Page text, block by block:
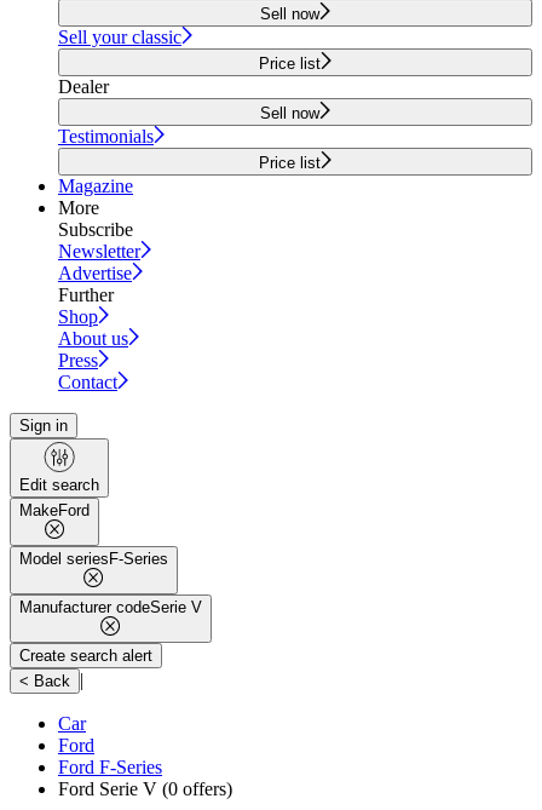
Sell now
Sell your classic
Price list
Dealer
Sell now
Testimonials
Price list
Magazine
More
Subscribe
Newsletter
Advertise
Further
Shop
About us
Press
Contact
Sign in
Edit search
MakeFord
Model series F-Series
Manufacturer codeSerie V
Create search alert
< Back |
Car
Ford
Ford F-Series
Ford Serie V (0 offers)